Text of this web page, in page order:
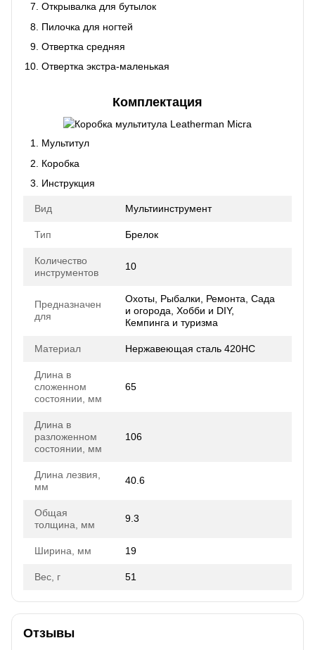
Открывалка для бутылок
Пилочка для ногтей
Отвертка средняя
Отвертка экстра-маленькая
Комплектация
Мультитул
Коробка
Инструкция
Вид Мультиинструмент
Тип Брелок
Количество
инструментов
10
Предназначен
для
Охоты, Рыбалки, Ремонта, Сада
и огорода, Хобби и DIY,
Кемпинга и туризма
Материал Нержавеющая сталь 420HC
Длина в
сложенном
состоянии, мм
65
Длина в
разложенном
состоянии, мм
106
Длина лезвия,
мм
40.6
Общая
толщина, мм
9.3
Ширина, мм 19
Вес, г 51
Отзывы